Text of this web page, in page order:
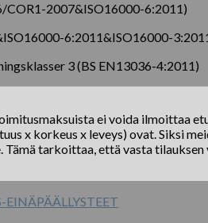
COR1-2007&ISO16000-6:2011)
6:2011&ISO16000-
3 (BS EN13036-4:2011)
ei voida ilmoittaa
x korkeus x leveys) ovat. Siksi
tarkoittaa, että vasta